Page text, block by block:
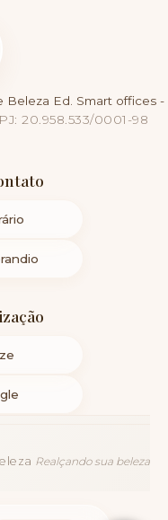
Beleza Ed. Smart offices -
20.958.533/0001-98
Realçando sua beleza